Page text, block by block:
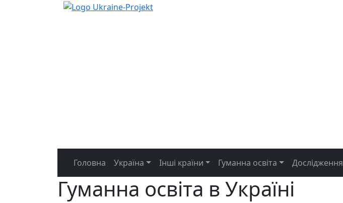
Головна Україна Інші країни Гуманна освіта Дослідження
Гуманна освіта в Україні